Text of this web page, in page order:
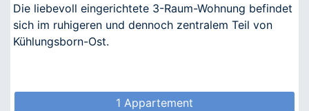
Die liebevoll eingerichtete 3-Raum-Wohnung befindet
sich im ruhigeren und dennoch zentralem Teil von
Kühlungsborn-Ost.
1 Appartement